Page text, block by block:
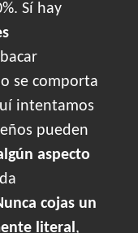
Sí hay
se comporta
intentamos
pueden
aspecto
cojas un
literal,